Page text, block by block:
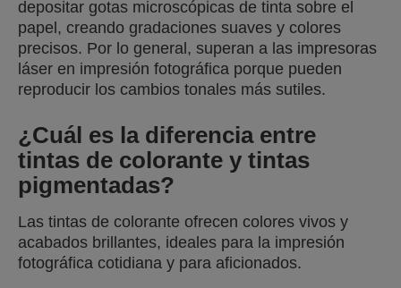
depositar gotas microscópicas de tinta sobre el
papel, creando gradaciones suaves y colores
precisos. Por lo general, superan a las impresoras
láser en impresión fotográfica porque pueden
reproducir los cambios tonales más sutiles.
¿Cuál es la diferencia entre
tintas de colorante y tintas
pigmentadas?
Las tintas de colorante ofrecen colores vivos y
acabados brillantes, ideales para la impresión
fotográfica cotidiana y para aficionados.